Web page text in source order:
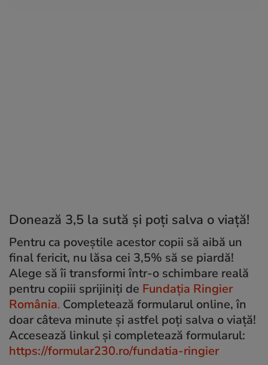
Donează 3,5 la sută și poți salva o viață!
Pentru ca poveștile acestor copii să aibă un
final fericit, nu lăsa cei 3,5% să se piardă!
Alege să îi transformi într-o schimbare reală
pentru copiii sprijiniți de Fundația Ringier
România. Completează formularul online, în
doar câteva minute și astfel poți salva o viață!
Accesează linkul și completează formularul:
https://formular230.ro/fundatia-ringier